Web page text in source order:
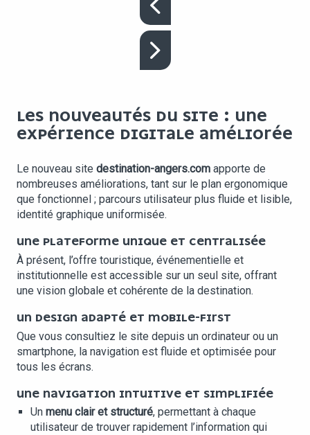
LES NOUVEAUTÉS DU SITE : UNE
EXPÉRIENCE DIGITALE AMÉLIORÉE
Le nouveau site destination-angers.com apporte de
nombreuses améliorations, tant sur le plan ergonomique
que fonctionnel ; parcours utilisateur plus fluide et lisible,
identité graphique uniformisée.
UNE PLATEFORME UNIQUE ET CENTRALISÉE
À présent, l’offre touristique, événementielle et
institutionnelle est accessible sur un seul site, offrant
une vision globale et cohérente de la destination.
UN DESIGN ADAPTÉ ET MOBILE-FIRST
Que vous consultiez le site depuis un ordinateur ou un
smartphone, la navigation est fluide et optimisée pour
tous les écrans.
UNE NAVIGATION INTUITIVE ET SIMPLIFIÉE
Un menu clair et structuré, permettant à chaque
utilisateur de trouver rapidement l’information qui